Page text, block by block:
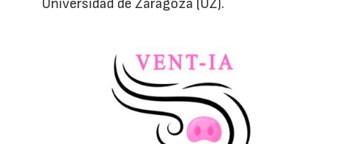
Universidad de Zaragoza (UZ).